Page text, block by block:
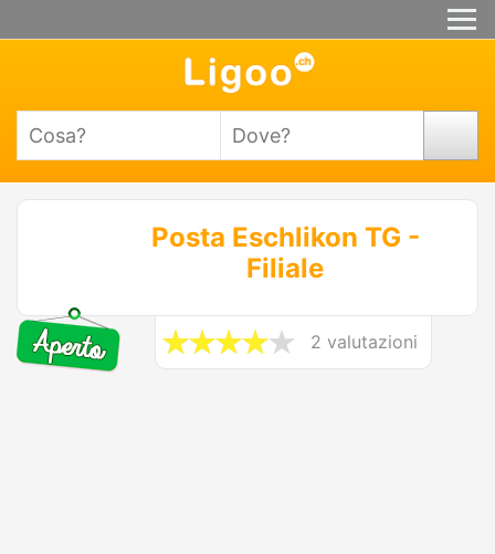
Posta Eschlikon TG -
Filiale
2 valutazioni